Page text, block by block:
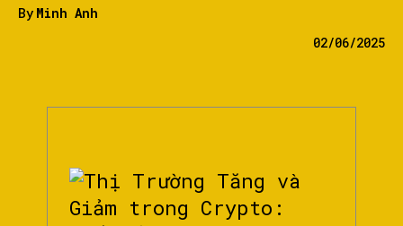
By Minh Anh
02/06/2025